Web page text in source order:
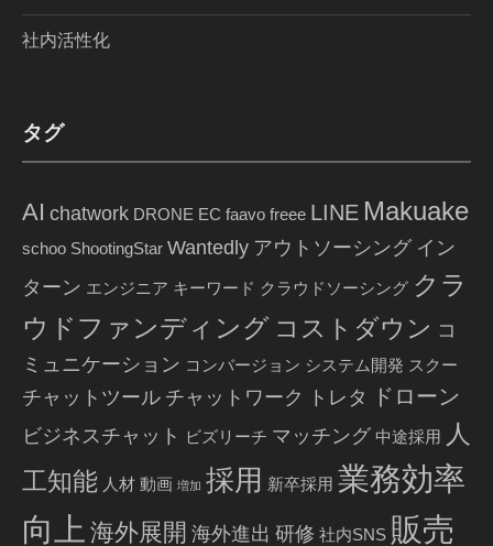
社内活性化
タグ
AI chatwork DRONE EC faavo freee LINE Makuake
schoo ShootingStar Wantedly アウトソーシング イン
ターン エンジニア キーワード クラウドソーシング クラ
ウドファンディング コストダウン コ
ミュニケーション コンバージョン システム開発 スクー
チャットツール チャットワーク トレタ ドローン
ビジネスチャット ビズリーチ マッチング 中途採用
人
工知能 人材 動画 増加 採用 新卒採用 業務効率
向上 海外展開 海外進出 研修 社内SNS 販売